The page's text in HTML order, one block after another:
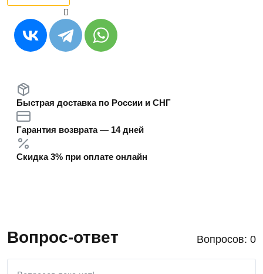
Быстрая доставка по России и СНГ
Гарантия возврата — 14 дней
Скидка 3% при оплате онлайн
Вопрос-ответ Вопросов: 0